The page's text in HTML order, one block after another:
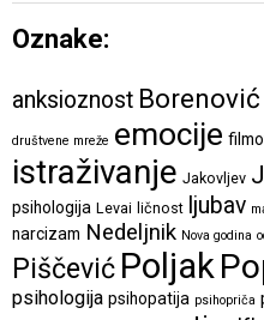
Oznake:
anksioznost Borenović
društvene mreže emocije
istraživanje Jakovljev
psihologija Levai ličnost ljubav
narcizam Nedeljnik Nova godina
Piščević Poljak
psihologija psihopatija psihopriča